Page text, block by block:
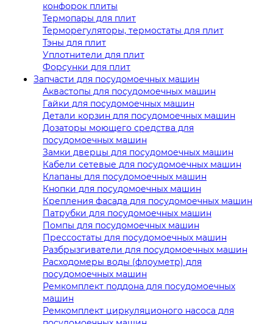
конфорок плиты
Термопары для плит
Терморегуляторы, термостаты для плит
Тэны для плит
Уплотнители для плит
Форсунки для плит
Запчасти для посудомоечных машин
Аквастопы для посудомоечных машин
Гайки для посудомоечных машин
Детали корзин для посудомоечных машин
Дозаторы моющего средства для
посудомоечных машин
Замки дверцы для посудомоечных машин
Кабели сетевые для посудомоечных машин
Клапаны для посудомоечных машин
Кнопки для посудомоечных машин
Крепления фасада для посудомоечных машин
Патрубки для посудомоечных машин
Помпы для посудомоечных машин
Прессостаты для посудомоечных машин
Разбрызгиватели для посудомоечных машин
Расходомеры воды (флоуметр) для
посудомоечных машин
Ремкомплект поддона для посудомоечных
машин
Ремкомплект циркуляционого насоса для